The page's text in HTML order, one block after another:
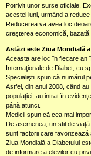
Potrivit unor surse oficiale,
acestei luni, urmând a
Reducerea va avea loc
creşterea economică, bazată
Astăzi este Ziua Mondială
Aceasta are loc în fiecare an
Internaţionale de Diabet, cu
Specialiştii spun că numărul
Astfel, din anul 2008, când
populaţiei, au intrat în
până atunci.
Medicii spun că cea mai
De asemenea, un stil de
sunt factorii care favorizează
Ziua Mondială a Diabetului
de informare a elevilor cu